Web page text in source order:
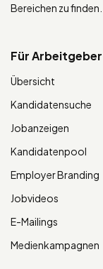
Bereichen zu finden.
Für Arbeitgeber
Übersicht
Kandidatensuche
Jobanzeigen
Kandidatenpool
Employer Branding
Jobvideos
E-Mailings
Medienkampagnen